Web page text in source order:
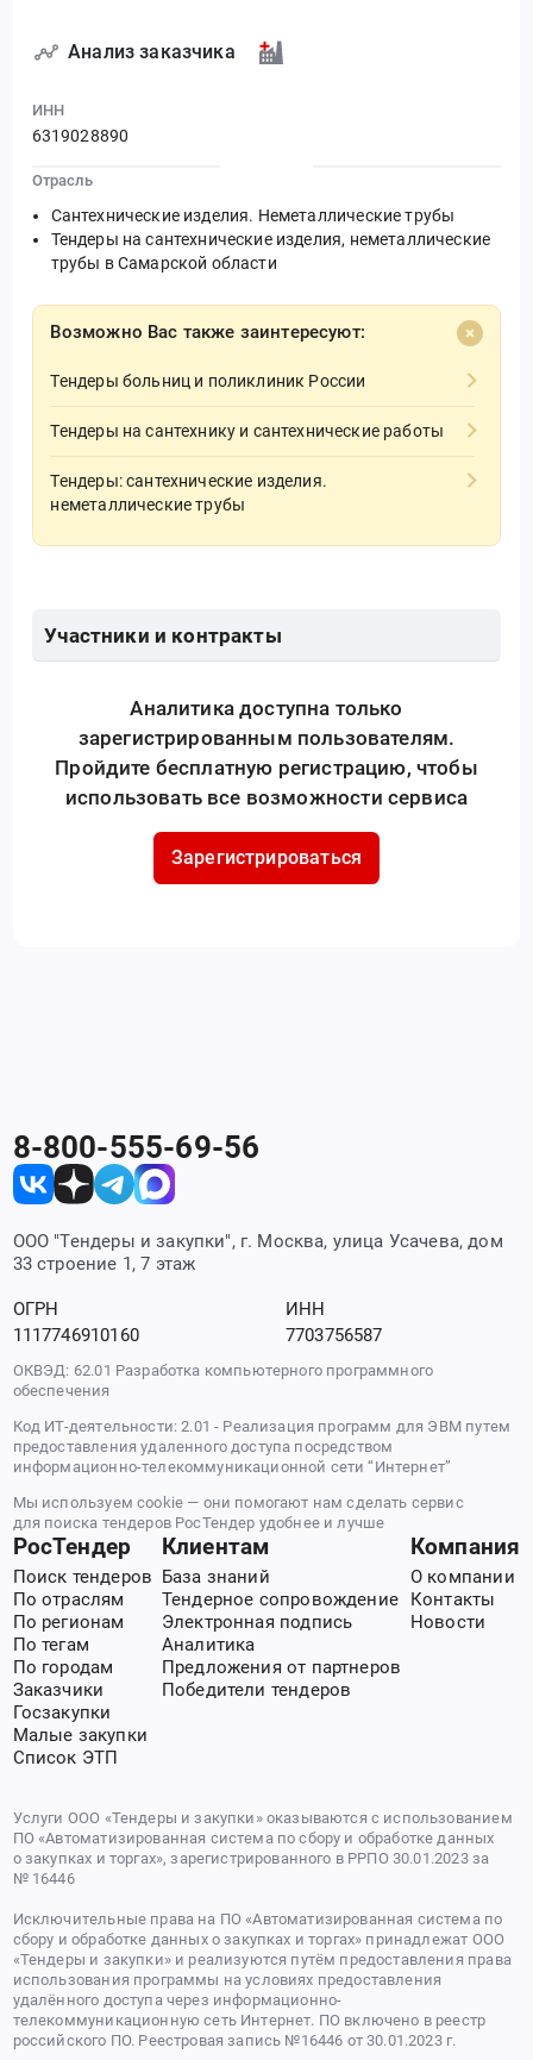
Анализ заказчика
ИНН
6319028890
Отрасль
Сантехнические изделия. Неметаллические трубы
Тендеры на сантехнические изделия, неметаллические
трубы в Самарской области
Возможно Вас также заинтересуют:
Тендеры больниц и поликлиник России
Тендеры на сантехнику и сантехнические работы
Тендеры: сантехнические изделия.
неметаллические трубы
Участники и контракты
Аналитика доступна только
зарегистрированным пользователям.
Пройдите бесплатную регистрацию, чтобы
использовать все возможности сервиса
Зарегистрироваться
8-800-555-69-56
ООО "Тендеры и закупки", г. Москва, улица Усачева, дом
33 строение 1, 7 этаж
ОГРН
1117746910160
ИНН
7703756587
ОКВЭД: 62.01 Разработка компьютерного программного
обеспечения
Код ИТ-деятельности: 2.01 - Реализация программ для ЭВМ путем
предоставления удаленного доступа посредством
информационно-телекоммуникационной сети “Интернет”
Мы используем cookie — они помогают нам сделать сервис
для поиска тендеров РосТендер удобнее и лучше
РосТендер
Поиск тендеров
По отраслям
По регионам
По тегам
По городам
Заказчики
Госзакупки
Малые закупки
Список ЭТП
Клиентам
База знаний
Тендерное сопровождение
Электронная подпись
Аналитика
Предложения от партнеров
Победители тендеров
Компания
О компании
Контакты
Новости
Услуги ООО «Тендеры и закупки» оказываются с использованием
ПО «Автоматизированная система по сбору и обработке данных
о закупках и торгах», зарегистрированного в РРПО 30.01.2023 за
№ 16446
Исключительные права на ПО «Автоматизированная система по
сбору и обработке данных о закупках и торгах» принадлежат ООО
«Тендеры и закупки» и реализуются путём предоставления права
использования программы на условиях предоставления
удалённого доступа через информационно-
телекоммуникационную сеть Интернет. ПО включено в реестр
российского ПО. Реестровая запись №16446 от 30.01.2023 г.